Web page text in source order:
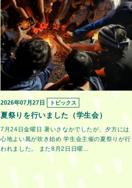
2026年07月27日 トピックス
夏祭りを行いました（学生会）
7月24日金曜日 暑いさなかでしたが、夕方には
心地よい風が吹き始め 学生会主催の夏祭りが行
われました。 また8月2日日曜...